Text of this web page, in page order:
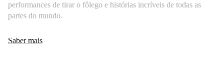
performances de tirar o fôlego e histórias incríveis de todas as
partes do mundo.
Saber mais